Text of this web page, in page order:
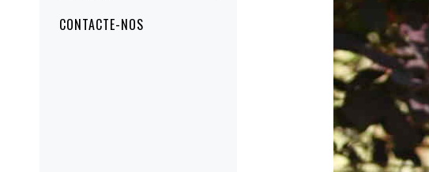
CONTACTE-NOS